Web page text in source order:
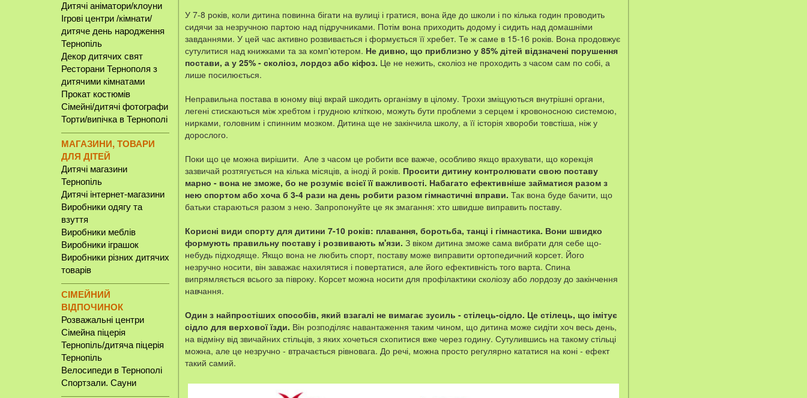
Дитячі аніматори/клоуни
Ігрові центри /кімнати/
дитяче день народження
Тернопіль
Декор дитячих свят
Ресторани Тернополя з
дитячими кімнатами
Прокат костюмів
Сімейні/дитячі фотографи
Торти/випічка в Тернополі
МАГАЗИНИ, ТОВАРИ
ДЛЯ ДІТЕЙ
Дитячі магазини
Тернопіль
Дитячі інтернет-магазини
Виробники одягу та
взуття
Виробники меблів
Виробники іграшок
Виробники різних дитячих
товарів
СІМЕЙНИЙ
ВІДПОЧИНОК
Розважальні центри
Сімейна піцерія
Тернопіль/дитяча піцерія
Тернопіль
Велосипеди в Тернополі
Спортзали. Сауни
У 7-8 років, коли дитина повинна бігати на вулиці і гратися, вона йде до школи і по кілька годин проводить
сидячи за незручною партою над підручниками. Потім вона приходить додому і сидить над домашніми
завданнями. У цей час активно розвивається і формується її хребет. Те ж саме в 15-16 років. Вона продовжує
сутулитися над книжками та за комп'ютером. Не дивно, що приблизно у 85% дітей відзначені порушення
постави, а у 25% - сколіоз, лордоз або кіфоз. Це не нежить, сколіоз не проходить з часом сам по собі, а
лише посилюється.
Неправильна постава в юному віці вкрай шкодить організму в цілому. Трохи зміщуються внутрішні органи,
легені стискаються між хребтом і грудною кліткою, можуть бути проблеми з серцем і кровоносною системою,
нирками, головним і спинним мозком. Дитина ще не закінчила школу, а її історія хвороби товстіша, ніж у
дорослого.
Поки що це можна вирішити. Але з часом це робити все важче, особливо якщо врахувати, що корекція
зазвичай розтягується на кілька місяців, а іноді й років. Просити дитину контролювати свою поставу
марно - вона не зможе, бо не розуміє всієї її важливості. Набагато ефективніше займатися разом з
нею спортом або хоча б 3-4 рази на день робити разом гімнастичні вправи. Так вона буде бачити, що
батьки стараються разом з нею. Запропонуйте це як змагання: хто швидше виправить поставу.
Корисні види спорту для дитини 7-10 років: плавання, боротьба, танці і гімнастика. Вони швидко
формують правильну поставу і розвивають м'язи. З віком дитина зможе сама вибрати для себе що-
небудь підходяще. Якщо вона не любить спорт, поставу може виправити ортопедичний корсет. Його
незручно носити, він заважає нахилятися і повертатися, але його ефективність того варта. Спина
випрямляється всього за півроку. Корсет можна носити для профілактики сколіозу або лордозу до закінчення
навчання.
Один з найпростіших способів, який взагалі не вимагає зусиль - стілець-сідло. Це стілець, що імітує
сідло для верхової їзди. Він розподіляє навантаження таким чином, що дитина може сидіти хоч весь день,
на відміну від звичайних стільців, з яких хочеться схопитися вже через годину. Сутулившись на такому стільці
можна, але це незручно - втрачається рівновага. До речі, можна просто регулярно кататися на коні - ефект
такий самий.